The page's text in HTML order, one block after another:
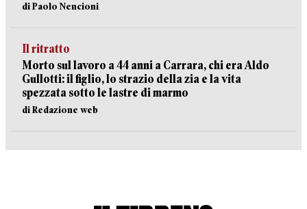
di Paolo Nencioni
Il ritratto
Morto sul lavoro a 44 anni a Carrara, chi era Aldo
Gullotti: il figlio, lo strazio della zia e la vita
spezzata sotto le lastre di marmo
di Redazione web